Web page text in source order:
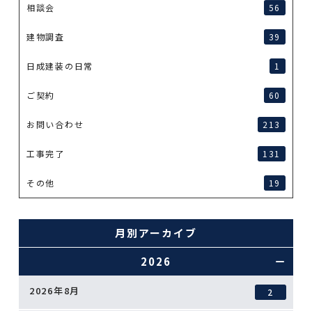
相談会 56
建物調査 39
日成建装の日常 1
ご契約 60
お問い合わせ 213
工事完了 131
その他 19
月別アーカイブ
2026
2026年8月 2